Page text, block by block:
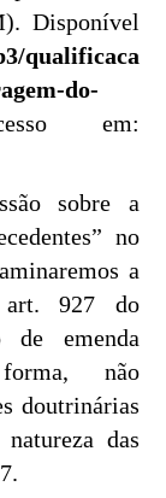
Disponível
qualificaca
do-
em:
sobre a
no
a
art. 927 do
de emenda
não
doutrinárias
das